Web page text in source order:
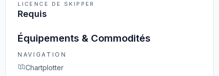
LICENCE DE SKIPPER
Requis
Équipements & Commodités
NAVIGATION
Chartplotter